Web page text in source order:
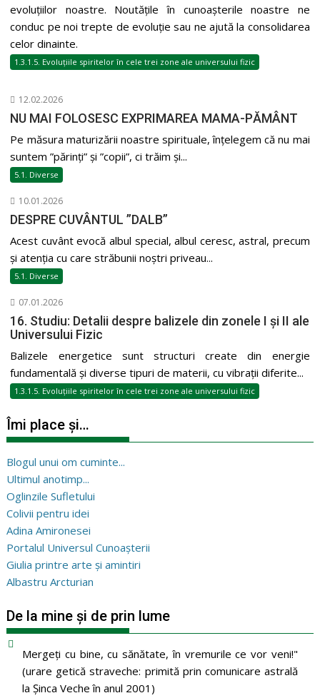
evoluțiilor noastre. Noutățile în cunoașterile noastre ne
conduc pe noi trepte de evoluție sau ne ajută la consolidarea
celor dinainte.
1.3.1.5. Evoluțiile spiritelor în cele trei zone ale universului fizic
12.02.2026
NU MAI FOLOSESC EXPRIMAREA MAMA-PĂMÂNT
Pe măsura maturizării noastre spirituale, înțelegem că nu mai
suntem ”părinți” și ”copii”, ci trăim și...
5.1. Diverse
10.01.2026
DESPRE CUVÂNTUL ”DALB”
Acest cuvânt evocă albul special, albul ceresc, astral, precum
și atenția cu care străbunii noștri priveau...
5.1. Diverse
07.01.2026
16. Studiu: Detalii despre balizele din zonele I și II ale
Universului Fizic
Balizele energetice sunt structuri create din energie
fundamentală și diverse tipuri de materii, cu vibrații diferite...
1.3.1.5. Evoluțiile spiritelor în cele trei zone ale universului fizic
Îmi place și…
Blogul unui om cuminte...
Ultimul anotimp...
Oglinzile Sufletului
Colivii pentru idei
Adina Amironesei
Portalul Universul Cunoașterii
Giulia printre arte și amintiri
Albastru Arcturian
De la mine și de prin lume
Mergeţi cu bine, cu sănătate, în vremurile ce vor veni!"
(urare getică straveche: primită prin comunicare astrală
la Şinca Veche în anul 2001)